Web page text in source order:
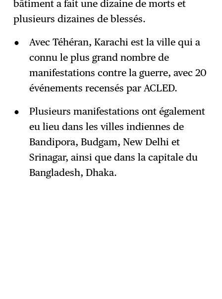
bâtiment a fait une dizaine de morts et
plusieurs dizaines de blessés.
Avec Téhéran, Karachi est la ville qui a
connu le plus grand nombre de
manifestations contre la guerre, avec 20
événements recensés par ACLED.
Plusieurs manifestations ont également
eu lieu dans les villes indiennes de
Bandipora, Budgam, New Delhi et
Srinagar, ainsi que dans la capitale du
Bangladesh, Dhaka.